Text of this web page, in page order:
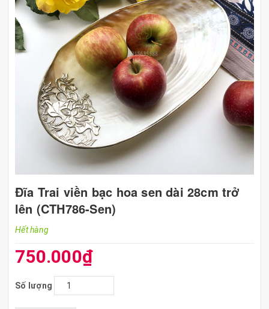
Đĩa Trai viền bạc hoa sen dài 28cm trở
lên (CTH786-Sen)
Hết hàng
750.000₫
Số lượng